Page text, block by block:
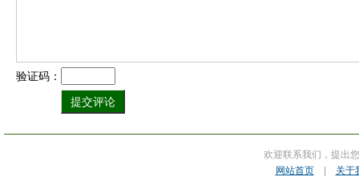
验证码：
欢迎联系我们，提出
网站首页| 关于